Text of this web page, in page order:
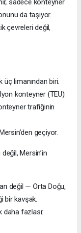
sadece konteyner
da taşıyor.
çevreleri değil,
üç limanından biri.
konteyner (TEU)
trafiğinin
geçiyor.
Mersin’in
değil — Orta Doğu,
bir kavşak.
daha fazlası: